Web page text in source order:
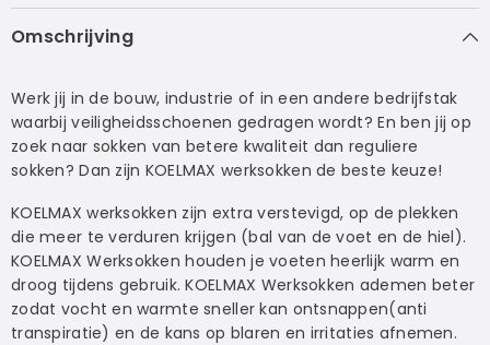
Omschrijving
Werk jij in de bouw, industrie of in een andere bedrijfstak
waarbij veiligheidsschoenen gedragen wordt? En ben jij op
zoek naar sokken van betere kwaliteit dan reguliere
sokken? Dan zijn KOELMAX werksokken de beste keuze!
KOELMAX werksokken zijn extra verstevigd, op de plekken
die meer te verduren krijgen (bal van de voet en de hiel).
KOELMAX Werksokken houden je voeten heerlijk warm en
droog tijdens gebruik. KOELMAX Werksokken ademen beter
zodat vocht en warmte sneller kan ontsnappen(anti
transpiratie) en de kans op blaren en irritaties afnemen.